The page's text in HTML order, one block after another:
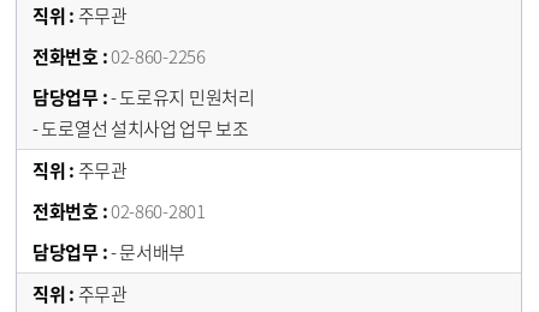
주무관
02-860-2256
- 도로유지 민원처리
- 도로열선 설치사업 업무 보조
주무관
02-860-2801
- 문서배부
주무관